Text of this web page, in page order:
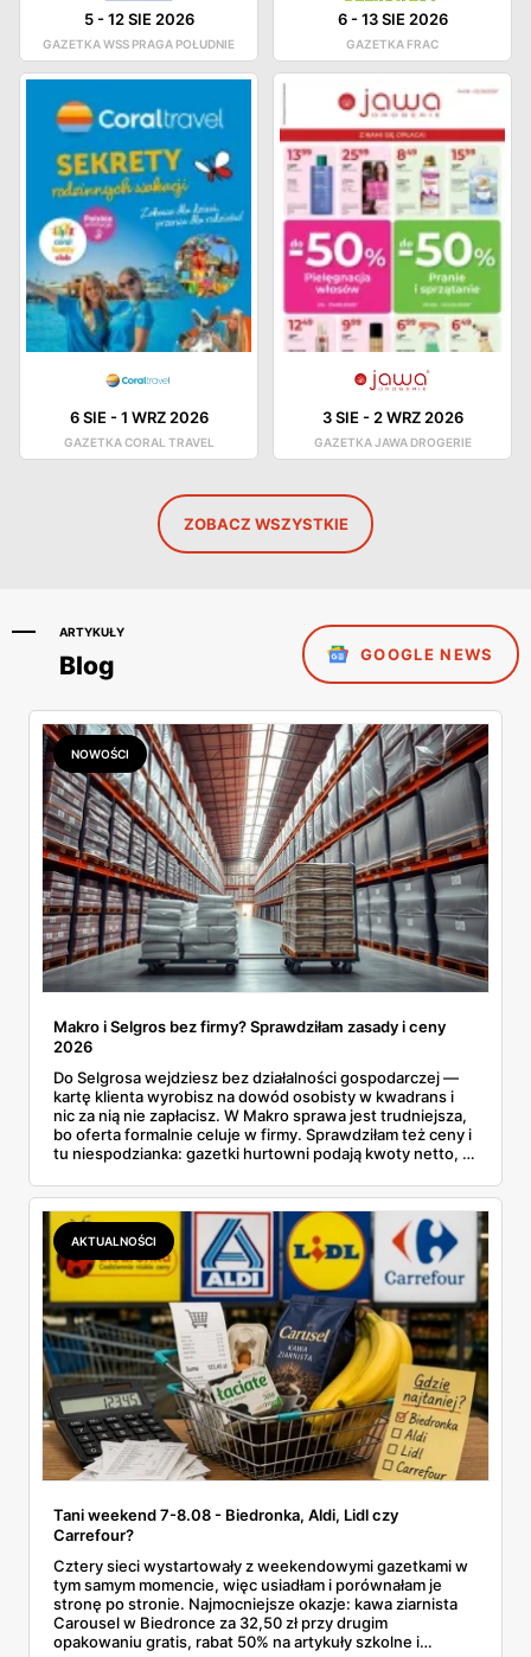
5-12 SIE 2026
GAZETKA WSS PRAGA POŁUDNIE
6-13 SIE 2026
GAZETKA FRAC
6 SIE -1 WRZ 2026
GAZETKA CORAL TRAVEL
3 SIE - 2 WRZ 2026
GAZETKA JAWA DROGERIE
ZOBACZ WSZYSTKIE
ARTYKUŁY
Blog GOOGLE NEWS
NOWOŚCI
Makro i Selgros bez firmy? Sprawdziłam zasady i ceny
2026
Do Selgrosa wejdziesz bez działalności gospodarczej —
kartę klienta wyrobisz na dowód osobisty w kwadrans i
nic za nią nie zapłacisz. W Makro sprawa jest trudniejsza,
bo oferta formalnie celuje w firmy. Sprawdziłam też ceny i
tu niespodzianka: gazetki hurtowni podają kwoty netto, a
zawsze wygrywa — ta sama kawa ziarnista kosztuje w
Makro ponad dwa razy więcej niż w weekendowej
promocji dyskontu.
AKTUALNOŚCI
Tani weekend 7-8.08 - Biedronka, Aldi, Lidl czy
Carrefour?
Cztery sieci wystartowały z weekendowymi gazetkami w
tym samym momencie, więc usiadłam i porównałam je
stronę po stronie. Najmocniejsze okazje: kawa ziarnista
Carousel w Biedronce za 32,50 zł przy drugim
opakowaniu gratis, rabat 50% na artykuły szkolne i